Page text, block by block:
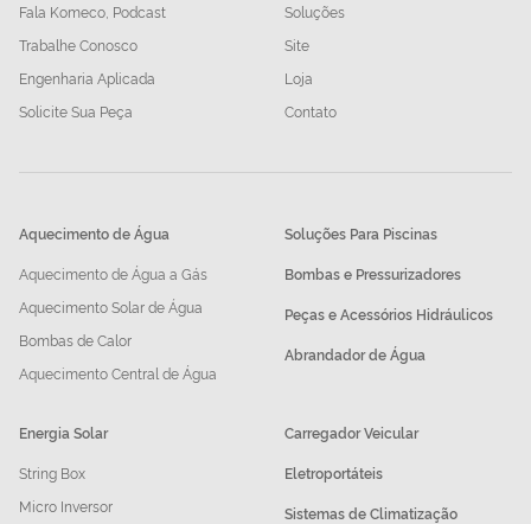
Fala Komeco, Podcast
Trabalhe Conosco
Engenharia Aplicada
Solicite Sua Peça
Soluções
Site
Loja
Contato
Aquecimento de Água
Aquecimento de Água a Gás
Aquecimento Solar de Água
Bombas de Calor
Aquecimento Central de Água
Soluções Para Piscinas
Bombas e Pressurizadores
Peças e Acessórios Hidráulicos
Abrandador de Água
Energia Solar
String Box
Micro Inversor
Carregador Veicular
Eletroportáteis
Sistemas de Climatização